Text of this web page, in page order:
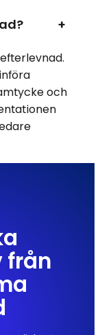
+
och
från